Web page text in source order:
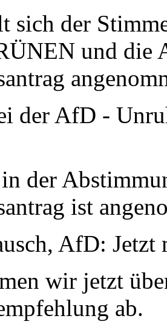
sich der
und die
der AfD -
der
ist
AfD:
wir jetzt
ab.